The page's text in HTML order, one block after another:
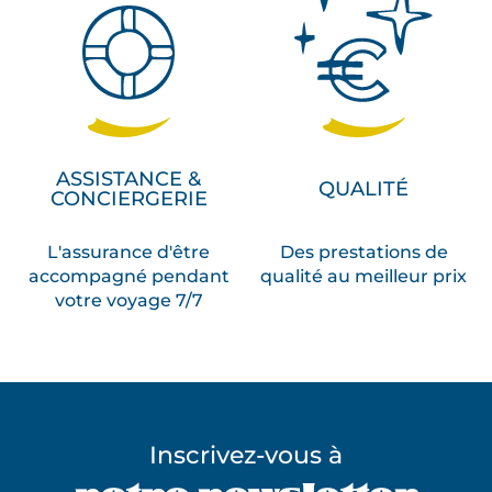
ASSISTANCE &
CONCIERGERIE
L'assurance d'être
accompagné pendant
votre voyage 7/7
QUALITÉ
Des prestations de
qualité au meilleur prix
Inscrivez-vous à